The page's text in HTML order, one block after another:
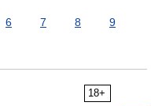
6 7 8
9
18+